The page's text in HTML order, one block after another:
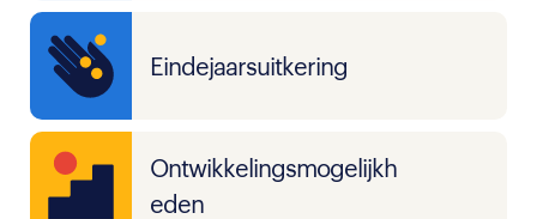
Eindejaarsuitkering
Ontwikkelingsmogelijkh
eden